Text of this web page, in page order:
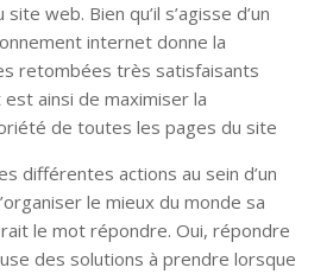
web. Bien qu’il s’agisse d’un
internet donne la
retombées très satisfaisants
ainsi de maximiser la
de toutes les pages du site
différentes actions au sein d’un
le mieux du monde sa
le mot répondre. Oui, répondre
des solutions à prendre lorsque